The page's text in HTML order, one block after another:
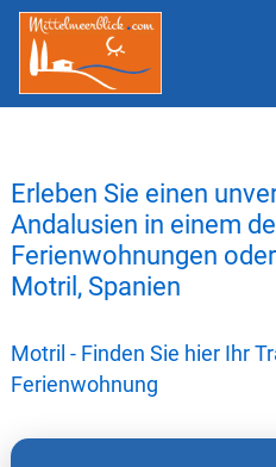
Erleben Sie einen
Andalusien in einem
Ferienwohnungen
Motril, Spanien
Motril - Finden Sie hier Ihr
Ferienwohnung